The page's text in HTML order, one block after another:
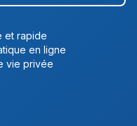
et rapide
en ligne
vie privée